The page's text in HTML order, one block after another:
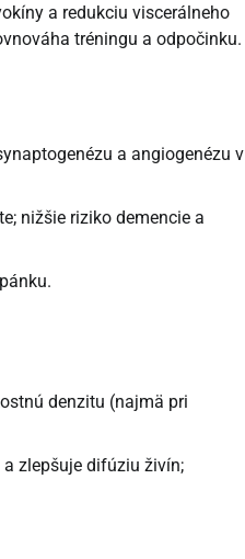
a redukciu viscerálneho
tréningu a odpočinku.
a angiogenézu v
nižšie riziko demencie a
denzitu (najmä pri
zlepšuje difúziu živín;